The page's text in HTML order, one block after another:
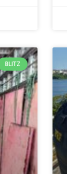
BLITZ